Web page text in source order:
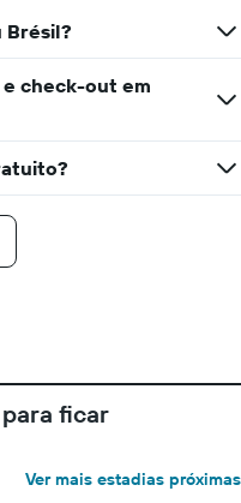
Brésil?
check-out em
ficar
Ver mais estadias próximas